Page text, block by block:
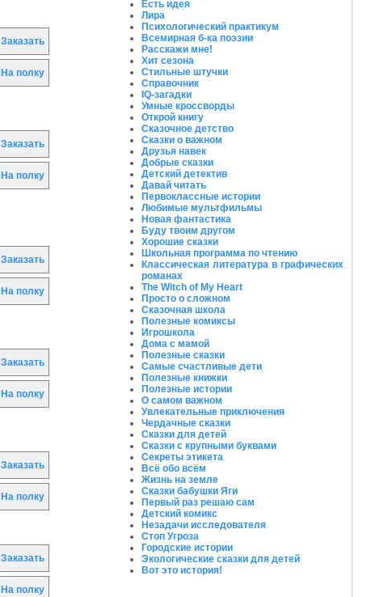
Заказать
На полку
Заказать
На полку
Заказать
На полку
Заказать
На полку
Заказать
На полку
Заказать
На полку
Есть идея
Лира
Психологический практикум
Всемирная б-ка поэзии
Расскажи мне!
Хит сезона
Стильные штучки
Справочник
IQ-загадки
Умные кроссворды
Открой книгу
Сказочное детство
Сказки о важном
Друзья навек
Добрые сказки
Детский детектив
Давай читать
Первоклассные истории
Любимые мультфильмы
Новая фантастика
Буду твоим другом
Хорошие сказки
Школьная программа по чтению
Классическая литература в графических
романах
The Witch of My Heart
Просто о сложном
Сказочная школа
Полезные комиксы
Игрошкола
Дома с мамой
Полезные сказки
Самые счастливые дети
Полезные книжки
Полезные истории
О самом важном
Увлекательные приключения
Чердачные сказки
Сказки для детей
Сказки с крупными буквами
Секреты этикета
Всё обо всём
Жизнь на земле
Сказки бабушки Яги
Первый раз решаю сам
Детский комикс
Незадачи исследователя
Стоп Угроза
Городские истории
Экологические сказки для детей
Вот это история!